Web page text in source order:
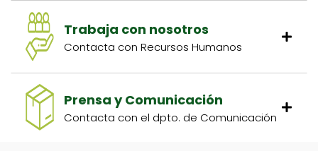
Trabaja con nosotros
Contacta con Recursos Humanos
Prensa y Comunicación
Contacta con el dpto. de Comunicación